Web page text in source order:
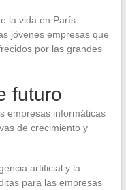
la vida en París
jóvenes empresas que
por las grandes
futuro
empresas informáticas
de crecimiento y
artificial y la
para las empresas